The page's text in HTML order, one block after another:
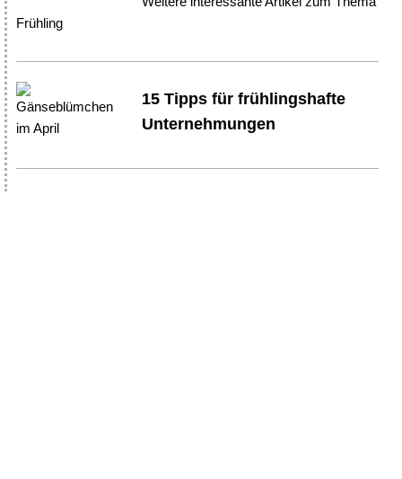
Frühling
15 Tipps für frühlingshafte
Unternehmungen